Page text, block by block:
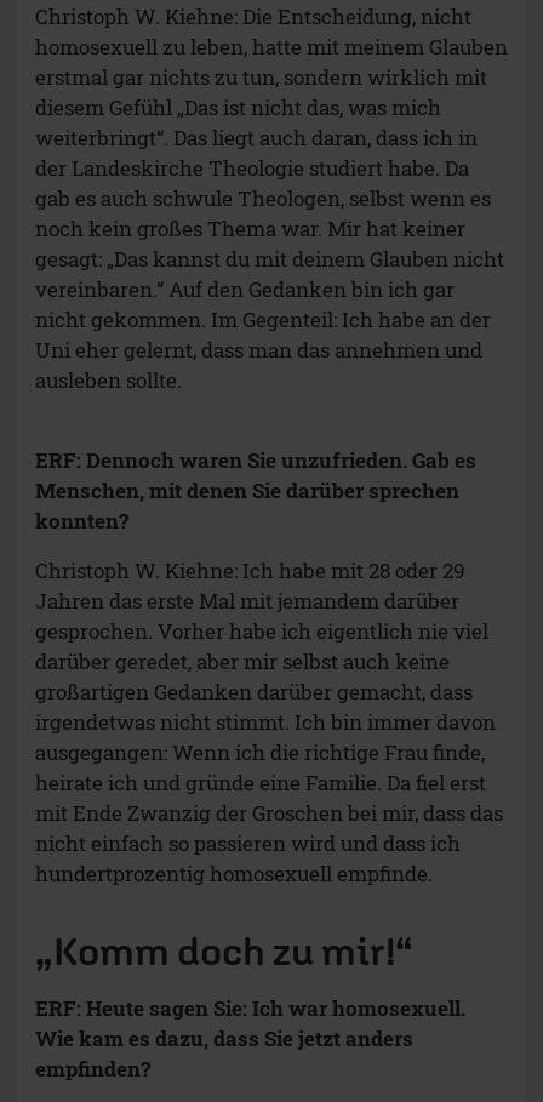
Christoph W. Kiehne: Die Entscheidung, nicht
homosexuell zu leben, hatte mit meinem Glauben
erstmal gar nichts zu tun, sondern wirklich mit
diesem Gefühl „Das ist nicht das, was mich
weiterbringt“. Das liegt auch daran, dass ich in
der Landeskirche Theologie studiert habe. Da
gab es auch schwule Theologen, selbst wenn es
noch kein großes Thema war. Mir hat keiner
gesagt: „Das kannst du mit deinem Glauben nicht
vereinbaren.“ Auf den Gedanken bin ich gar
nicht gekommen. Im Gegenteil: Ich habe an der
Uni eher gelernt, dass man das annehmen und
ausleben sollte.
ERF: Dennoch waren Sie unzufrieden. Gab es
Menschen, mit denen Sie darüber sprechen
konnten?
Christoph W. Kiehne: Ich habe mit 28 oder 29
Jahren das erste Mal mit jemandem darüber
gesprochen. Vorher habe ich eigentlich nie viel
darüber geredet, aber mir selbst auch keine
großartigen Gedanken darüber gemacht, dass
irgendetwas nicht stimmt. Ich bin immer davon
ausgegangen: Wenn ich die richtige Frau finde,
heirate ich und gründe eine Familie. Da fiel erst
mit Ende Zwanzig der Groschen bei mir, dass das
nicht einfach so passieren wird und dass ich
hundertprozentig homosexuell empfinde.
„Komm doch zu mir!“
ERF: Heute sagen Sie: Ich war homosexuell.
Wie kam es dazu, dass Sie jetzt anders
empfinden?